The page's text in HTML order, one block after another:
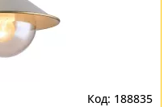
188835